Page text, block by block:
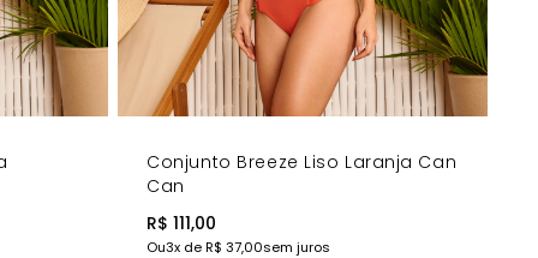
Conjunto Breeze Liso Laranja Can
Can
R$ 111,00
Ou3x deR$ 37,00sem juros